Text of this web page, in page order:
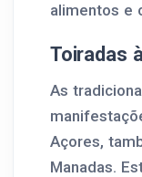
alimentos e
Toiradas
As
Açores,
Manadas.